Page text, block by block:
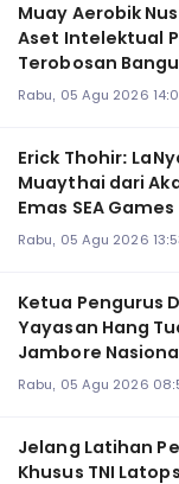
Muay Aerobik
Aset Intelektual
Terobosan
Rabu, 05 Agu 2026
Erick Thohir:
Muaythai dari
Emas SEA Games
Rabu, 05 Agu 2026
Ketua Pengurus
Yayasan Hang
Jambore
Rabu, 05 Agu 2026
Jelang Latihan
Khusus TNI